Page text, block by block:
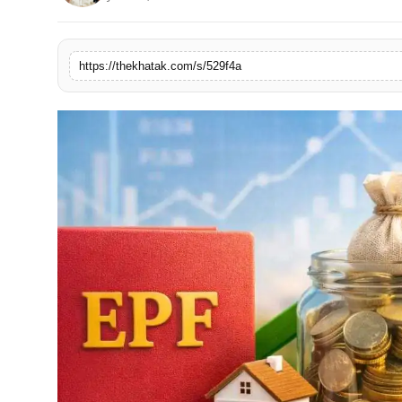
लाइफस्टाइल
अंतर्राष्ट्रीय
https://thekhatak.com/s/529f4a